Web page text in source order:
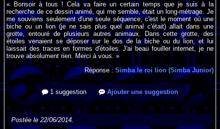
« Bonsoir à tous ! Cela va faire un certain temps que je suis à la
recherche de ce dessin animé, qui me semble, était un long-métrage. Je
me souviens seulement d'une seule séquence, c'est le moment où une
biche ou un lion (je ne sais plus quel animal c'était) allait dans une
grotte, entouré de plusieurs autres animaux. Dans cette grotte, des
étoiles venaient se déposer sur le dos de la biche ou du lion, et lui
laissait des traces en formes d'étoiles. J'ai beau fouiller internet, je ne
trouve absolument rien. Merci à vous. »
Réponse : Simba le roi lion (Simba Junior)
1 suggestion Ajouter une suggestion
Postée le 22/06/2014.